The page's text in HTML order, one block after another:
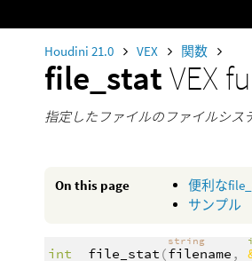
Houdini 21.0 VEX 関数
file_statVEX
指定したファイルのファイルシス
On this page
便利な
サンプル
int file_stat (
string
filename ,